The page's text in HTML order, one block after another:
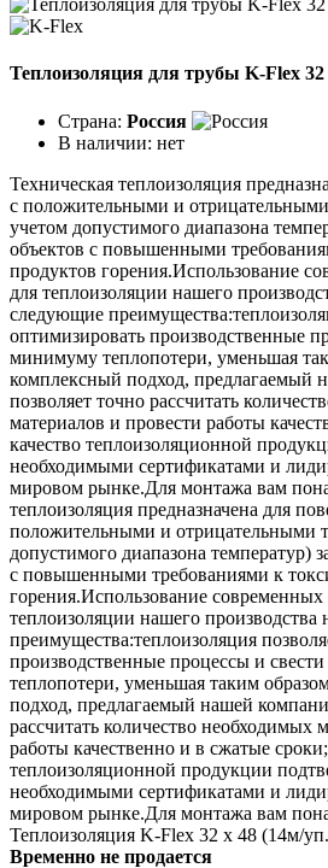
Теплоизоляция для трубы K-Flex 32
Страна: Россия
В наличии: нет
Техническая теплоизоляция
с положительными и
учетом допустимого диапазона
объектов с повышенными
продуктов горения.Использование
для теплоизоляции нашего
следующие
оптимизировать производственные
минимуму теплопотери, уменьшая
комплексный подход, предлагаемый
позволяет точно рассчитать
материалов и провести работы
качество теплоизоляционной
необходимыми сертификатами и
мировом рынке.Для монтажа вам
теплоизоляция предназначена для
положительными и отрицательными
допустимого диапазона температур)
с повышенными требованиями к
горения.Использование современных
теплоизоляции нашего производства
преимущества:теплоизоляция
производственные процессы и
теплопотери, уменьшая таким
подход, предлагаемый нашей
рассчитать количество необходимых
работы качественно и в сжатые
теплоизоляционной продукции
необходимыми сертификатами и
мировом рынке.Для монтажа вам
Теплоизоляция K-Flex 32 х 48 (14м/
Временно не продается